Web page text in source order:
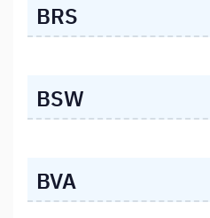
BRS
BSW
BVA